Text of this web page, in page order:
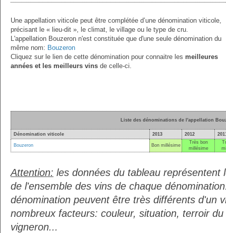
Une appellation viticole peut être complétée d’une dénomination viticole,
précisant le « lieu-dit », le climat, le village ou le type de cru.
L'appellation Bouzeron n'est constituée que d'une seule dénomination du
même nom: Bouzeron
Cliquez sur le lien de cette dénomination pour connaitre les meilleures
années et les meilleurs vins de celle-ci.
Liste des dénominations de l'appellation
Dénomination viticole 2013 2012
Bouzeron Bon millésime
Très bon
millésime
Attention: les données du tableau représentent
de l'ensemble des vins de chaque
dénomination peuvent être très différents d'un
nombreux facteurs: couleur, situation, terroir
vigneron...